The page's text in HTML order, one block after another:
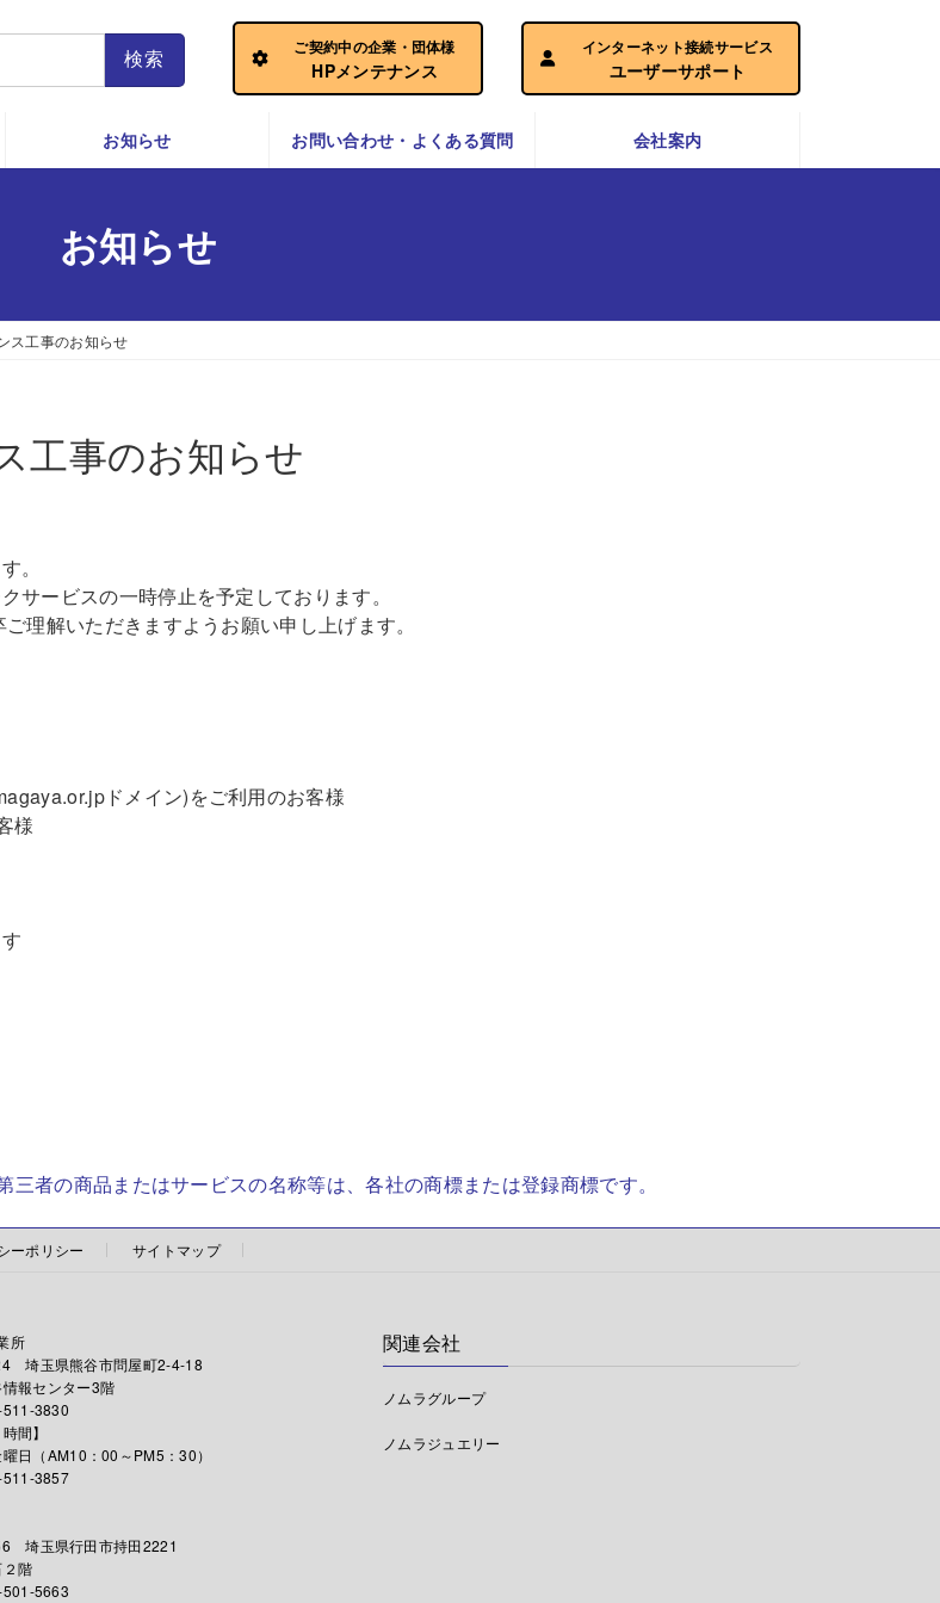
ご契約中の企業・団体様
HPメンテナンス
インターネット接続サービス
ユーザーサポート
お知らせ お問い合わせ・よくある質問 会社案内
お知らせ
ス工事のお知らせ
工事のお知らせ
。
サービスの一時停止を予定しております。
理解いただきますようお願い申し上げます。
ドメイン)をご利用のお客様
様
者の商品またはサービスの名称等は、各社の商標または登録商標です。
ーポリシー サイトマップ
所
埼玉県熊谷市問屋町2-4-18
報センター3階
3830
間】
日（AM10：00～PM5：30）
511-3857
埼玉県行田市持田2221
２階
5663
関連会社
ノムラグループ
ノムラジュエリー